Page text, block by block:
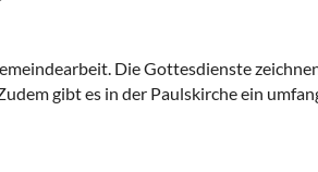
Die Gottesdienste
gibt es in der Paulskirche ein